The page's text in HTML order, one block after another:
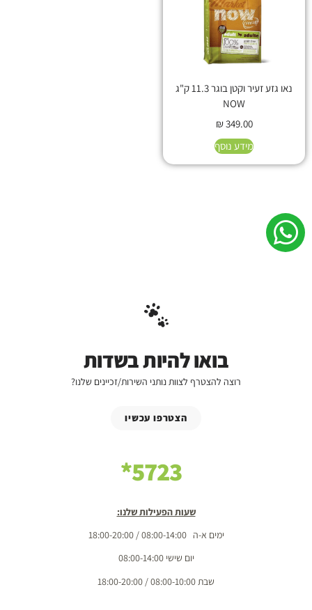
נאו גזע זעיר וקטן בוגר 11.3 ק"ג
NOW
₪349.00
מידע נוסף
בואו להיות בשדות
רוצה להצטרף לצוות נותני השירות/זכיינים שלנו?
הצטרפו עכשיו
5723*
שעות הפעילות שלנו:
ימים א-ה 08:00-14:00 / 18:00-20:00
יום שישי 08:00-14:00
שבת 08:00-10:00 / 18:00-20:00